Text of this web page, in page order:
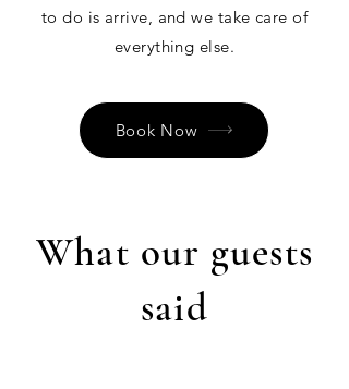
to do is arrive, and we take care of
everything else.
Book Now
What our guests
said